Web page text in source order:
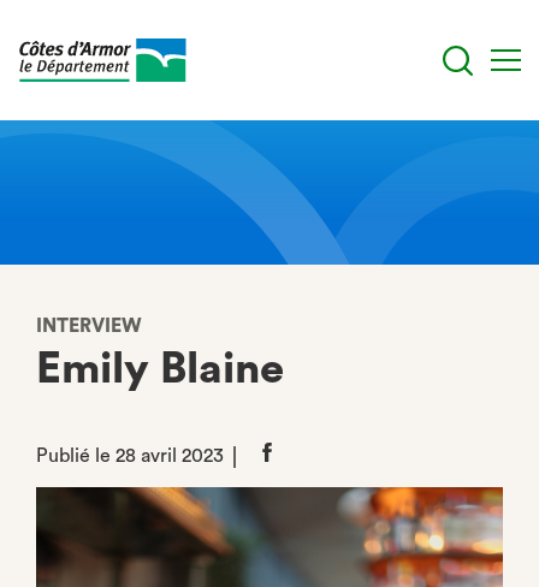
INTERVIEW
Emily Blaine
Publié le 28 avril 2023
Partager